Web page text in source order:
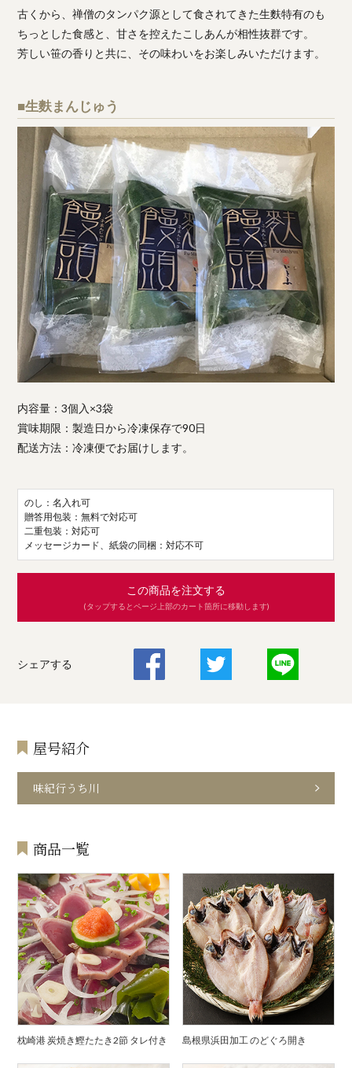
古くから、禅僧のタンパク源として食されてきた生麩特有のも
ちっとした食感と、甘さを控えたこしあんが相性抜群です。
芳しい笹の香りと共に、その味わいをお楽しみいただけます。
■生麩まんじゅう
内容量：3個入×3袋
賞味期限：製造日から冷凍保存で90日
配送方法：冷凍便でお届けします。
のし：名入れ可
贈答用包装：無料で対応可
二重包装：対応可
メッセージカード、紙袋の同梱：対応不可
この商品を注文する
(タップするとページ上部のカート箇所に移動します)
シェアする
屋号紹介
味紀行うち川
商品一覧
枕崎港 炭焼き鰹たたき2節 タレ付き 島根県浜田加工 のどぐろ開き